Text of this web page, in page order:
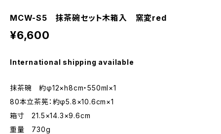
MCW-S5 抹茶碗セット木箱入 窯変red
¥6,600
International shipping available
抹茶碗 約φ12×h8cm・550ml×1
80本立茶筅：約φ5.8×10.6cm×1
箱寸 21.5×14.3×9.6cm
重量 730g